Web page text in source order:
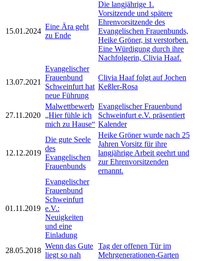
15.01.2024
Eine Ära geht
zu Ende
Die langjährige 1.
Vorsitzende und spätere
Ehrenvorsitzende des
Evangelischen Frauenbunds,
Heike Gröner, ist verstorben.
Eine Würdigung durch ihre
Nachfolgerin, Clivia Haaf.
13.07.2021
Evangelischer
Frauenbund
Schweinfurt hat
neue Führung
Clivia Haaf folgt auf Jochen
Keßler-Rosa
27.11.2020
Malwettbewerb
„Hier fühle ich
mich zu Hause“
Evangelischer Frauenbund
Schweinfurt e.V. präsentiert
Kalender
12.12.2019
Die gute Seele
des
Evangelischen
Frauenbunds
Heike Gröner wurde nach 25
Jahren Vorsitz für ihre
langjährige Arbeit geehrt und
zur Ehrenvorsitzenden
ernannt.
01.11.2019
Evangelischer
Frauenbund
Schweinfurt
e.V.:
Neuigkeiten
und eine
Einladung
28.05.2018
Wenn das Gute
liegt so nah
Tag der offenen Tür im
Mehrgenerationen-Garten